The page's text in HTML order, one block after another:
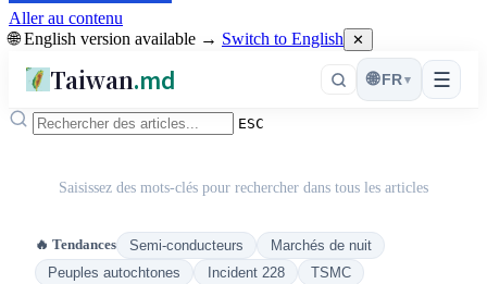
Aller au contenu
🌐 English version available → Switch to English ✕
Taiwan.md ☰
🌐 FR ▾
ESC
Saisissez des mots-clés pour rechercher dans tous les articles
🔥 Tendances Semi-conducteurs
Marchés de nuit
Peuples autochtones
Incident 228
TSMC